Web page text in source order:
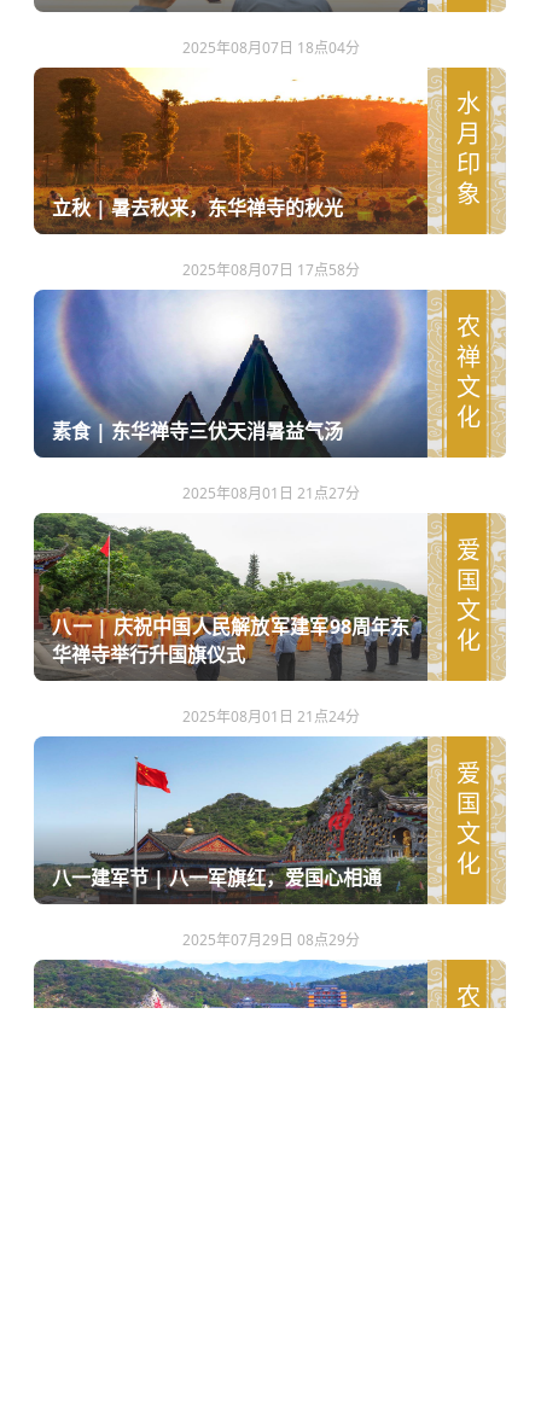
2025年08月07日 18点04分
立秋 | 暑去秋来，东华禅寺的秋光 水月印象
2025年08月07日 17点58分
素食 | 东华禅寺三伏天消暑益气汤 农禅文化
2025年08月01日 21点27分
八一 | 庆祝中国人民解放军建军98周年东
华禅寺举行升国旗仪式
爱国文化
2025年08月01日 21点24分
八一建军节 | 八一军旗红，爱国心相通 爱国文化
2025年07月29日 08点29分
农禅文化